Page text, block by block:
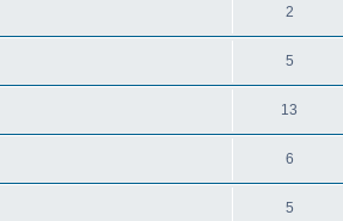
2
5
13
6
5